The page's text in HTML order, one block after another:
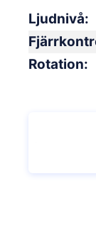
Ljudnivå
Rotation